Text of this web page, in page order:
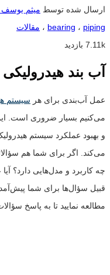
ارسال شده توسط میثم یوسف
bearing ، piping ، مقالات
7.11k بازدید
آب بند هیدرولیکی
عمل آب‌بندی برای هر سیستم
می‌کنیم بسیار ضروری است.
و بهبود عملکرد سیستم
می‌کند. اگر برای شما هم
چه کاربرد و مدل‌هایی دارد؟
قبیل سؤال‌ها برای شما
مطالعه نمایید تا به پاسخ